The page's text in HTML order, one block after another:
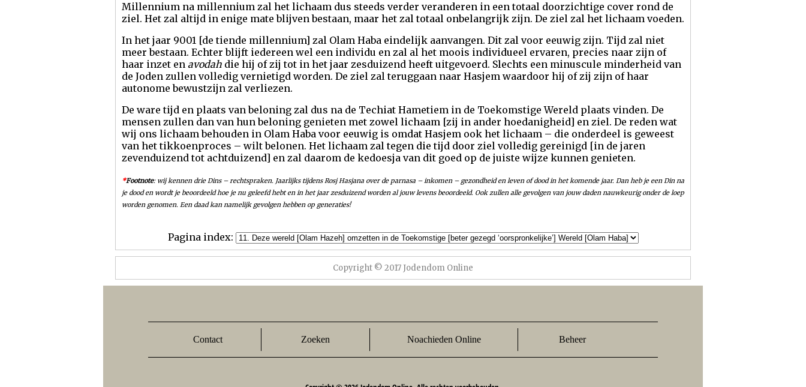
Millennium na millennium zal het lichaam dus steeds verder veranderen in een totaal doorzichtige cover rond de
ziel. Het zal altijd in enige mate blijven bestaan, maar het zal totaal onbelangrijk zijn. De ziel zal het lichaam voeden.
In het jaar 9001 [de tiende millennium] zal Olam Haba eindelijk aanvangen. Dit zal voor eeuwig zijn. Tijd zal niet
meer bestaan. Echter blijft iedereen wel een individu en zal al het moois individueel ervaren, precies naar zijn of
haar inzet en avodah die hij of zij tot in het jaar zesduizend heeft uitgevoerd. Slechts een minuscule minderheid van
de Joden zullen volledig vernietigd worden. De ziel zal teruggaan naar Hasjem waardoor hij of zij zijn of haar
autonome bewustzijn zal verliezen.
De ware tijd en plaats van beloning zal dus na de Techiat Hametiem in de Toekomstige Wereld plaats vinden. De
mensen zullen dan van hun beloning genieten met zowel lichaam [zij in ander hoedanigheid] en ziel. De reden wat
wij ons lichaam behouden in Olam Haba voor eeuwig is omdat Hasjem ook het lichaam – die onderdeel is geweest
van het tikkoenproces – wilt belonen. Het lichaam zal tegen die tijd door ziel volledig gereinigd [in de jaren
zevenduizend tot achtduizend] en zal daarom de kedoesja van dit goed op de juiste wijze kunnen genieten.
*Footnote: wij kennen drie Dins – rechtspraken. Jaarlijks tijdens Rosj Hasjana over de parnasa – inkomen – gezondheid en leven of dood in het komende jaar. Dan heb je een Din na
je dood en wordt je beoordeeld hoe je nu geleefd hebt en in het jaar zesduizend worden al jouw levens beoordeeld. Ook zullen alle gevolgen van jouw daden nauwkeurig onder de loep
worden genomen. Een daad kan namelijk gevolgen hebben op generaties!
Pagina index:
Copyright © 2017 Jodendom Online
Contact Zoeken Noachieden Online Beheer